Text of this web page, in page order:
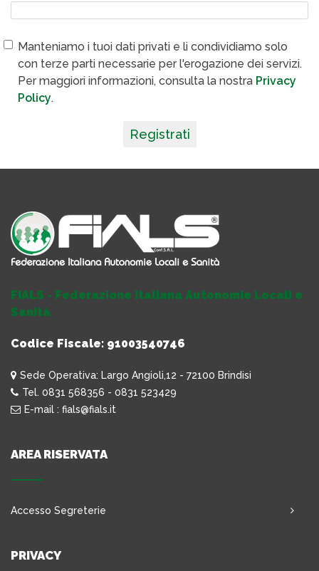
Manteniamo i tuoi dati privati e li condividiamo solo
con terze parti necessarie per l'erogazione dei servizi.
Per maggiori informazioni, consulta la nostra Privacy
Policy.
Registrati
FIALS - Federazione Italiana Autonomie Locali e
Sanità
Codice Fiscale: 91003540746
Sede Operativa: Largo Angioli,12 - 72100 Brindisi
Tel. 0831 568356 - 0831 523429
E-mail : fials@fials.it
AREA RISERVATA
Accesso Segreterie
PRIVACY